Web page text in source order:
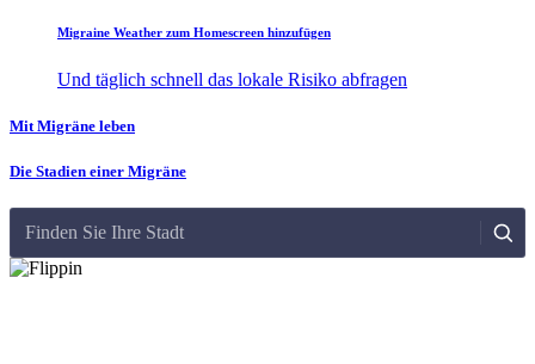
Migraine Weather zum Homescreen hinzufügen
Und täglich schnell das lokale Risiko abfragen
Mit Migräne leben
Die Stadien einer Migräne
Finden Sie Ihre Stadt